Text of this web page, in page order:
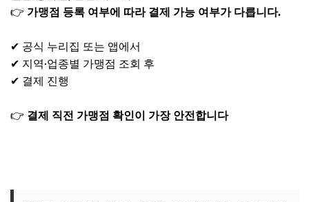
👉 가맹점 등록 여부에 따라 결제 가능 여부가 다릅니다.
✔ 공식 누리집 또는 앱에서
✔ 지역·업종별 가맹점 조회 후
✔ 결제 진행
👉 결제 직전 가맹점 확인이 가장 안전합니다